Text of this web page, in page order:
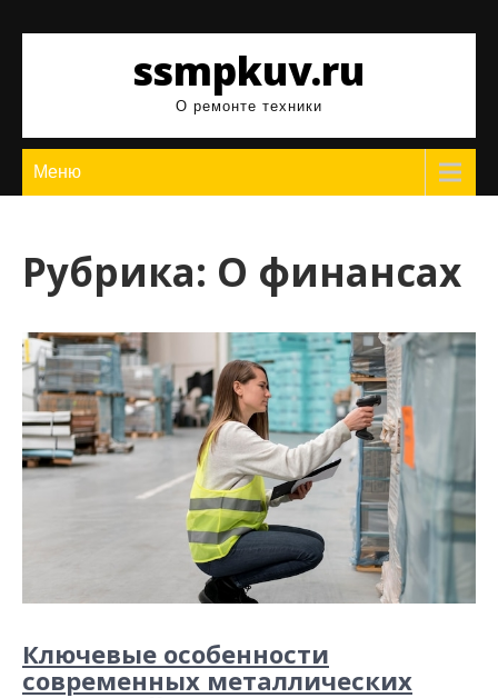
ssmpkuv.ru
О ремонте техники
Меню
Рубрика: О финансах
Ключевые особенности
современных металлических